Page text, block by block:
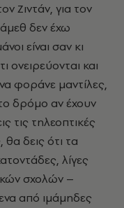
Zιντάν, για τον
δεν έχω
είναι σαν κι
ονειρεύονται και
φοράνε μαντίλες,
δρόμο αν έχουν
τις τηλεοπτικές
θα δεις ότι τα
λίγες
σχολών –
από ιμάμηδες